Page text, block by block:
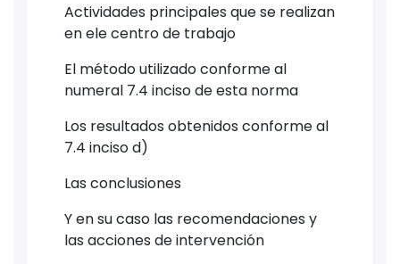
Actividades principales que se realizan
en ele centro de trabajo
El método utilizado conforme al
numeral 7.4 inciso de esta norma
Los resultados obtenidos conforme al
7.4 inciso d)
Las conclusiones
Y en su caso las recomendaciones y
las acciones de intervención